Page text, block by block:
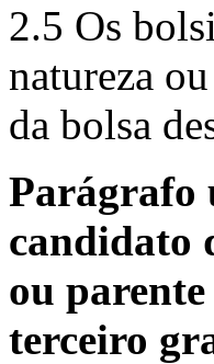
2.5 Os
natureza
da bolsa
Parágrafo
candidato
ou
terceiro